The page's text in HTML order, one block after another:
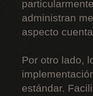
administran
aspecto
Por otro lado,
estándar.